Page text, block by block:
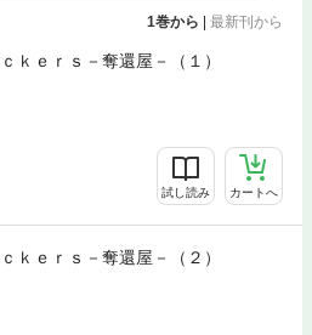
1巻から 最新刊から
ｋｅｒｓ－奪還屋－（１）
試し読み カートへ
ｋｅｒｓ－奪還屋－（２）